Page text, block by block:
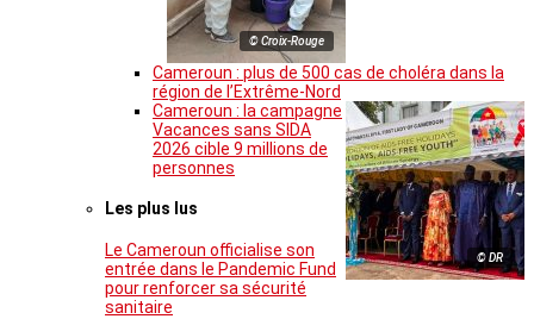
© Croix-Rouge
Cameroun : plus de 500 cas de choléra dans la
région de l’Extrême-Nord
© DR
Cameroun : la campagne
Vacances sans SIDA
2026 cible 9 millions de
personnes
Les plus lus
Le Cameroun officialise son
entrée dans le Pandemic Fund
pour renforcer sa sécurité
sanitaire